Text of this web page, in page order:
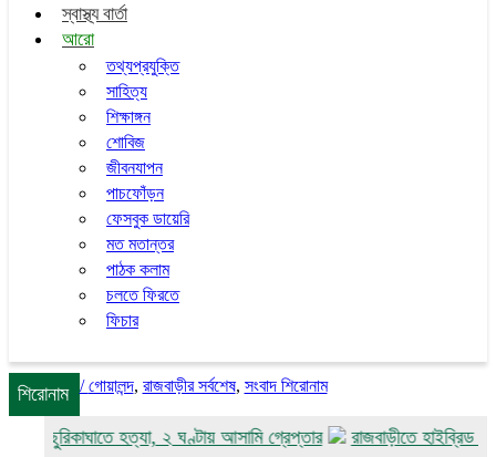
স্বাস্থ্য বার্তা
আরো
তথ্যপ্রযুক্তি
সাহিত্য
শিক্ষাঙ্গন
শোবিজ
জীবনযাপন
পাচফোঁড়ন
ফেসবুক ডায়েরি
মত মতান্তর
পাঠক কলাম
চলতে ফিরতে
ফিচার
শিরোনাম
ছুরিকাঘাতে হত্যা, ২ ঘণ্টায় আসামি গ্রেপ্তার
রাজবাড়ীতে হাইব্রিড
/গোয়ালন্দ, রাজবাড়ীর সর্বশেষ, সংবাদ শিরোনাম